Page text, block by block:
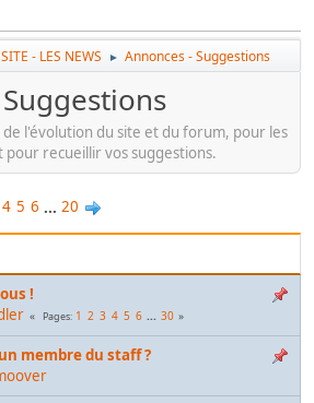
- LES NEWS ► Annonces - Suggestions
l'évolution du site et du forum, pour les
pour recueillir vos suggestions.
4 5 6 ... 20
!
Pages 1 2 3 4 5 6 ... 30
membre du staff ?